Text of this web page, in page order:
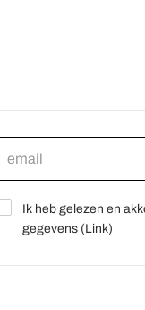
Ik heb gelezen en
gegevens (Link)